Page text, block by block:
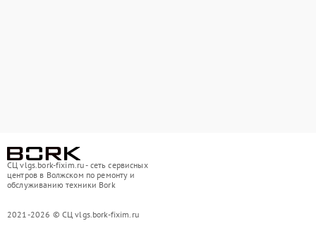
СЦ vlgs.bork-fixim.ru - сеть сервисных
центров в Волжском по ремонту и
обслуживанию техники Bork
2021-2026 © СЦ vlgs.bork-fixim.ru